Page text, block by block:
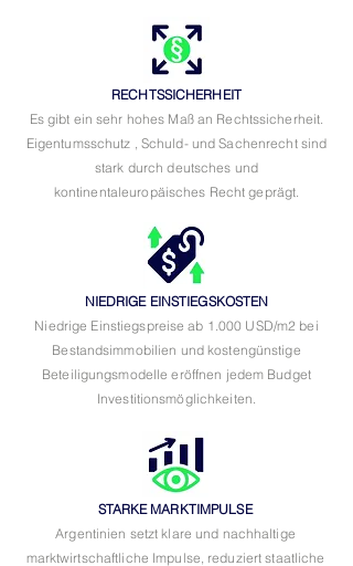
RECHTSSICHERHEIT
Es gibt ein sehr hohes Maß an Rechtssicherheit.
Eigentumsschutz , Schuld- und Sachenrecht sind
stark durch deutsches und
kontinentaleuropäisches Recht geprägt.
NIEDRIGE EINSTIEGSKOSTEN
Niedrige Einstiegspreise ab 1.000 USD/m2 bei
Bestandsimmobilien und kostengünstige
Beteiligungsmodelle eröffnen jedem Budget
Investitionsmöglichkeiten.
STARKE MARKTIMPULSE
Argentinien setzt klare und nachhaltige
marktwirtschaftliche Impulse, reduziert staatliche